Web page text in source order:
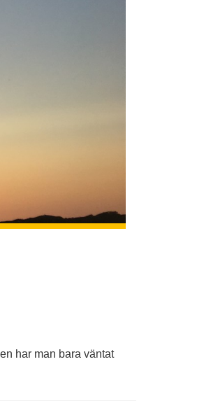
har man bara väntat